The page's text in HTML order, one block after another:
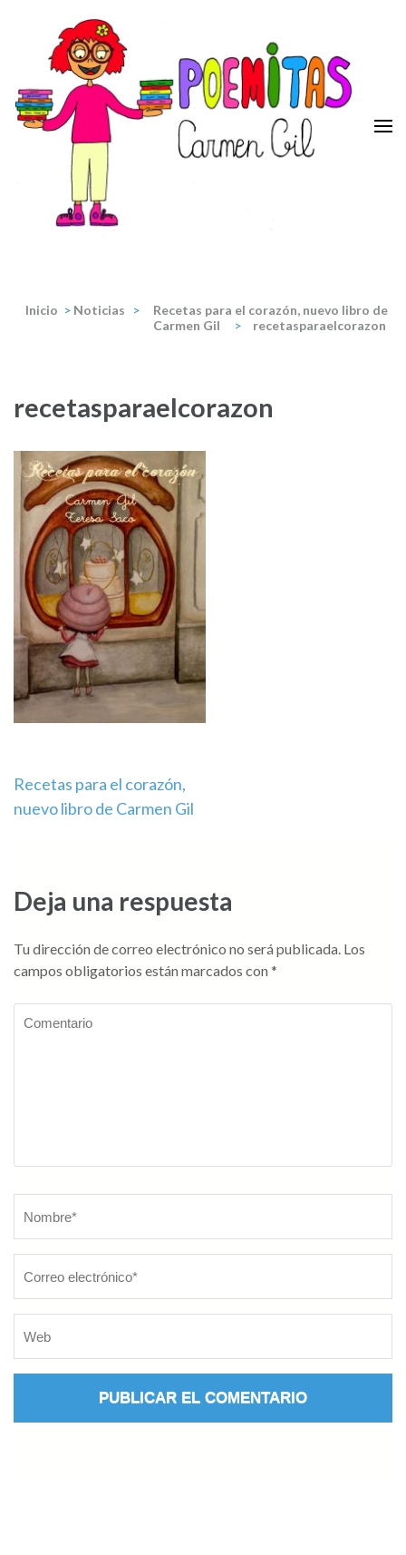
contenido
(presiona
tecla
Inicio > Noticias >
Recetas para el corazón, nuevo libro de
Carmen Gil
> recetasparaelcorazon
recetasparaelcorazon
Navegación
Recetas para el corazón,
nuevo libro de Carmen Gil
Deja una respuesta
Tu dirección de correo electrónico no será publicada. Los
campos obligatorios están marcados con *